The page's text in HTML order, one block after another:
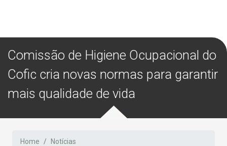
Comissão de Higiene Ocupacional do
Cofic cria novas normas para garantir
mais qualidade de vida
Home Notícias